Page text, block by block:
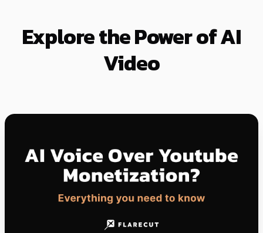
Explore the Power of AI
Video